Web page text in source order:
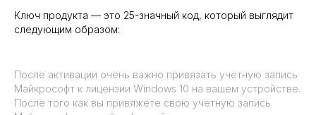
Ключ продукта — это 25-значный код, который выглядит
следующим образом:
XXXXX-XXXXXXXXXX-XXXXX-
Ключ продукта
После активации очень важно привязать учетную запись
Майкрософт к лицензии Windows 10 на вашем устройстве.
После того как вы привяжете свою учетную запись